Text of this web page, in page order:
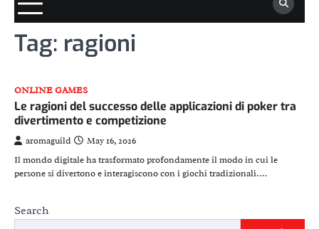
Tag: ragioni
ONLINE GAMES
Le ragioni del successo delle applicazioni di poker tra
divertimento e competizione
aromaguild
May 16, 2026
Il mondo digitale ha trasformato profondamente il modo in cui le
persone si divertono e interagiscono con i giochi tradizionali.…
Search